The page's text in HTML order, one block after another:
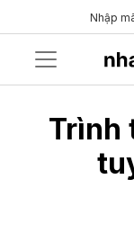
Nhập
Trình